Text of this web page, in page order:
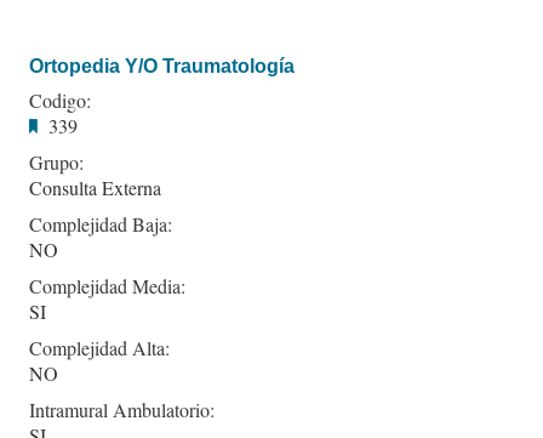
Ortopedia Y/O Traumatología
Codigo:
339
Grupo:
Consulta Externa
Complejidad Baja:
NO
Complejidad Media:
SI
Complejidad Alta:
NO
Intramural Ambulatorio: